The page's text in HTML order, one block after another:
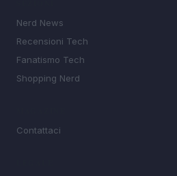
Nerd News
Recensioni Tech
Fanatismo Tech
Shopping Nerd
Contattaci